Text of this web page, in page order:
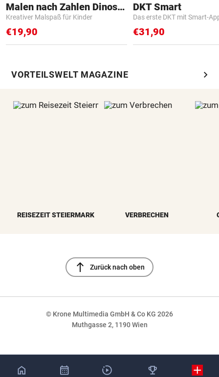
Malen nach Zahlen Dinosaurier
Kreativer Malspaß für Kinder
€19,90
DKT Smart
Das erste DKT mit Smart-
€31,90
VORTEILSWELT MAGAZINE chevron_right
REISEZEIT STEIERMARK VERBRECHEN
north Zurück nach oben
© Krone Multimedia GmbH & Co KG 2026
Muthgasse 2, 1190 Wien
NaN%